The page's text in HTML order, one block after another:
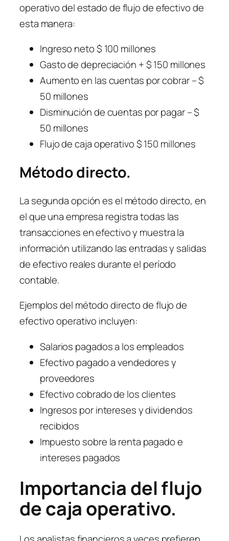
operativo del estado de flujo de efectivo de
esta manera:
Ingreso neto $ 100 millones
Gasto de depreciación + $ 150 millones
Aumento en las cuentas por cobrar – $
50 millones
Disminución de cuentas por pagar – $
50 millones
Flujo de caja operativo $ 150 millones
Método directo.
La segunda opción es el método directo, en
el que una empresa registra todas las
transacciones en efectivo y muestra la
información utilizando las entradas y salidas
de efectivo reales durante el período
contable.
Ejemplos del método directo de flujo de
efectivo operativo incluyen:
Salarios pagados a los empleados
Efectivo pagado a vendedores y
proveedores
Efectivo cobrado de los clientes
Ingresos por intereses y dividendos
recibidos
Impuesto sobre la renta pagado e
intereses pagados
Importancia del flujo
de caja operativo.